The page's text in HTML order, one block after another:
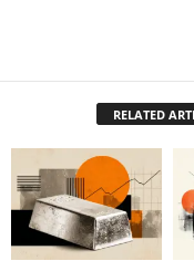
RELATED